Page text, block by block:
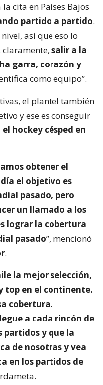
cita en Países Bajos
partido a partido.
así que eso lo
claramente, salir a la
garra, corazón y
como equipo”.
el plantel también
y ese es conseguir
hockey césped en
obtener el
el objetivo es
pasado, pero
un llamado a los
lograr la cobertura
pasado”, mencionó
.
la mejor selección,
top en el continente.
cobertura.
a cada rincón de
partidos y que la
de nosotras y vea
en los partidos de